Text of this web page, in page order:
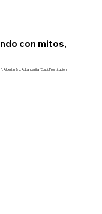
con mitos,
Albertín & J. A. Langarita (Eds.), Prostitución,